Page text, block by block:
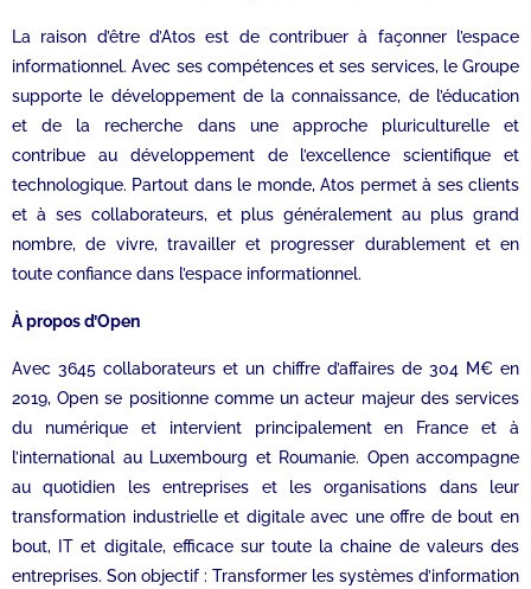
La raison d’être d’Atos est de contribuer à façonner l’espace
informationnel. Avec ses compétences et ses services, le Groupe
supporte le développement de la connaissance, de l’éducation
et de la recherche dans une approche pluriculturelle et
contribue au développement de l’excellence scientifique et
technologique. Partout dans le monde, Atos permet à ses clients
et à ses collaborateurs, et plus généralement au plus grand
nombre, de vivre, travailler et progresser durablement et en
toute confiance dans l’espace informationnel.
À propos d’Open
Avec 3645 collaborateurs et un chiffre d’affaires de 304 M€ en
2019, Open se positionne comme un acteur majeur des services
du numérique et intervient principalement en France et à
l’international au Luxembourg et Roumanie. Open accompagne
au quotidien les entreprises et les organisations dans leur
transformation industrielle et digitale avec une offre de bout en
bout, IT et digitale, efficace sur toute la chaine de valeurs des
entreprises. Son objectif : Transformer les systèmes d’information